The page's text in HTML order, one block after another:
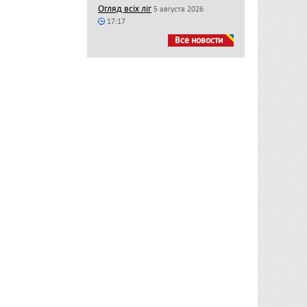
Огляд всіх ліг 5 августа 2026
17:17
Все новости